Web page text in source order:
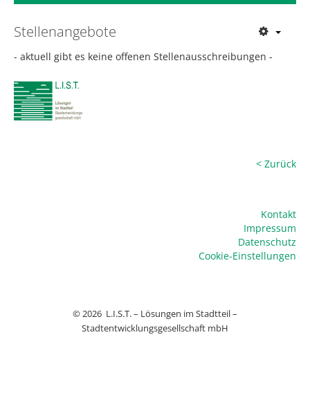
Stellenangebote
- aktuell gibt es keine offenen Stellenausschreibungen -
< Zurück
Kontakt
Impressum
Datenschutz
Cookie-Einstellungen
© 2026 L.I.S.T. – Lösungen im Stadtteil –
Stadtentwicklungsgesellschaft mbH